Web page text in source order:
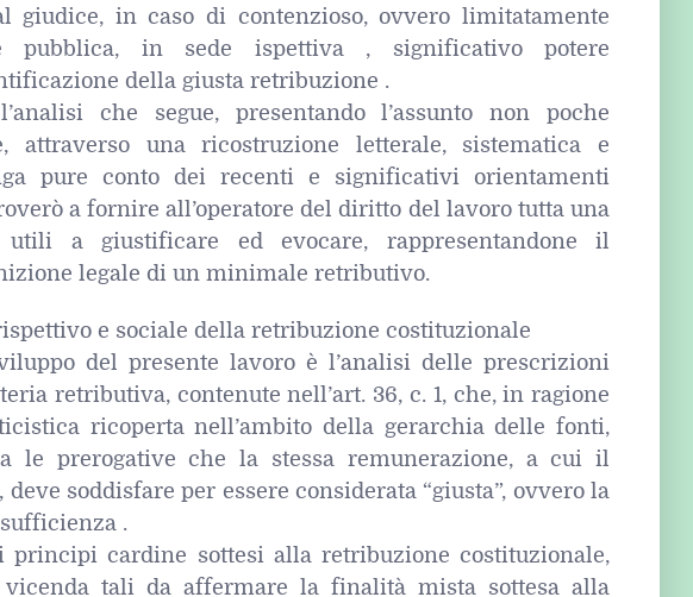
giudice, in caso di contenzioso, ovvero limitatamente
pubblica, in sede ispettiva , significativo potere
della giusta retribuzione .
che segue, presentando l’assunto non poche
attraverso una ricostruzione letterale, sistematica e
pure conto dei recenti e significativi orientamenti
a fornire all’operatore del diritto del lavoro tutta una
a giustificare ed evocare, rappresentandone il
legale di un minimale retributivo.
e sociale della retribuzione costituzionale
del presente lavoro è l’analisi delle prescrizioni
retributiva, contenute nell’art. 36, c. 1, che, in ragione
ricoperta nell’ambito della gerarchia delle fonti,
le prerogative che la stessa remunerazione, a cui il
soddisfare per essere considerata “giusta”, ovvero la
.
principi cardine sottesi alla retribuzione costituzionale,
tali da affermare la finalità mista sottesa alla